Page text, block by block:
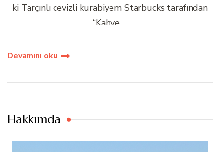
ki Tarçınlı cevizli kurabiyem Starbucks tarafından
“Kahve …
Devamını oku
Hakkımda